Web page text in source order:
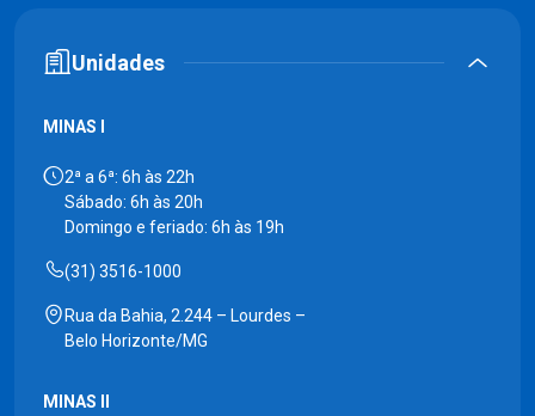
Unidades
MINAS I
2ª a 6ª: 6h às 22h
Sábado: 6h às 20h
Domingo e feriado: 6h às 19h
(31) 3516-1000
Rua da Bahia, 2.244 – Lourdes –
Belo Horizonte/MG
MINAS II